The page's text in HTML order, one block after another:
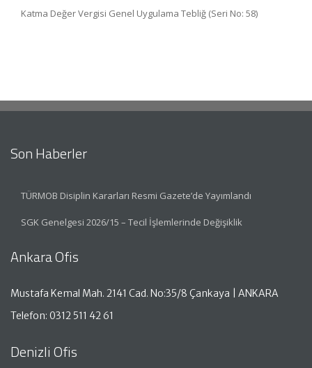
Katma Değer Vergisi Genel Uygulama Tebliğ (Seri No: 58)
Son Haberler
TÜRMOB Disiplin Kararları Resmi Gazete’de Yayımlandı
SGK Genelgesi 2026/15 – Tecil İşlemlerinde Değişiklik
Ankara Ofis
Mustafa Kemal Mah. 2141 Cad. No:35/8 Çankaya | ANKARA
Telefon: 0312 511 42 61
Denizli Ofis